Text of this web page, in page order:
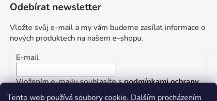
Tento web používá soubory cookie. Dalším procházením
Odebírat newsletter
Vložte svůj e-mail a my vám budeme zasílat informace o
nových produktech na našem e-shopu.
E-mail
Vložením e-mailu souhlasíte spodmínkami ochrany
osobních údajů